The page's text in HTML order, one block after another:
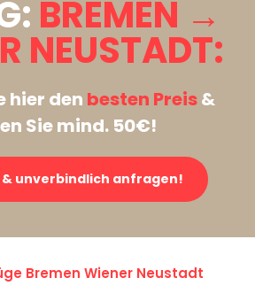
BREMEN →
NEUSTADT:
hier den besten Preis&
Sie mind. 50€!
& unverbindlich anfragen!
Bremen Wiener Neustadt